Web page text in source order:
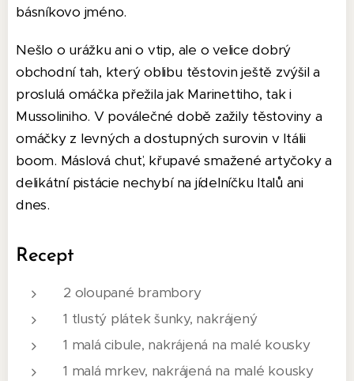
básníkovo jméno.
Nešlo o urážku ani o vtip, ale o velice dobrý
obchodní tah, který oblibu těstovin ještě zvýšil a
proslulá omáčka přežila jak Marinettiho, tak i
Mussoliniho. V poválečné době zažily těstoviny a
omáčky z levných a dostupných surovin v Itálii
boom. Máslová chuť, křupavé smažené artyčoky a
delikátní pistácie nechybí na jídelníčku Italů ani
dnes.
Recept
2 oloupané brambory
1 tlustý plátek šunky, nakrájený
1 malá cibule, nakrájená na malé kousky
1 malá mrkev, nakrájená na malé kousky